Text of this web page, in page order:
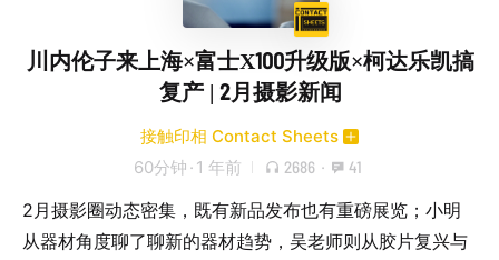
川内伦子来上海×富士X100升级版×柯达乐凯搞
复产 | 2月摄影新闻
接触印相 Contact Sheets
60分钟 · 1 年前 2686 · 41
2月摄影圈动态密集，既有新品发布也有重磅展览；小明
从器材角度聊了聊新的器材趋势，吴老师则从胶片复兴与